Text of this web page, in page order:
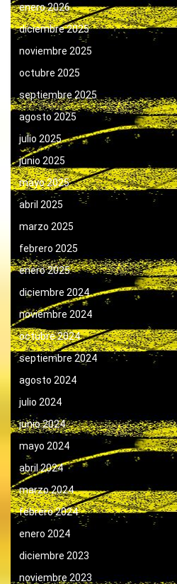
enero 2026
diciembre 2025
noviembre 2025
octubre 2025
septiembre 2025
agosto 2025
julio 2025
junio 2025
mayo 2025
abril 2025
marzo 2025
febrero 2025
enero 2025
diciembre 2024
noviembre 2024
octubre 2024
septiembre 2024
agosto 2024
julio 2024
junio 2024
mayo 2024
abril 2024
marzo 2024
febrero 2024
enero 2024
diciembre 2023
noviembre 2023